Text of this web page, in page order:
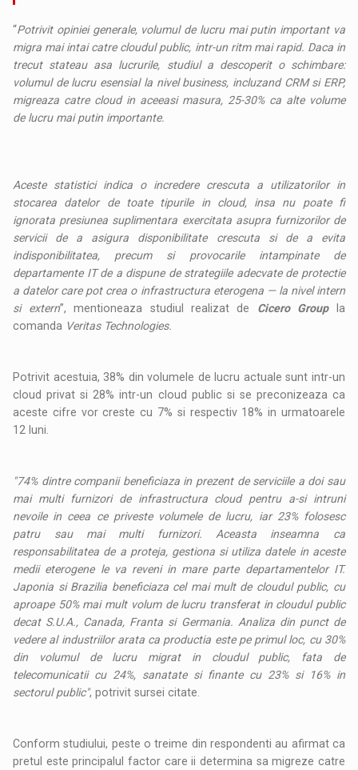
“Potrivit opiniei generale, volumul de lucru mai putin important va
migra mai intai catre cloudul public, intr-un ritm mai rapid. Daca in
trecut stateau asa lucrurile, studiul a descoperit o schimbare:
volumul de lucru esensial la nivel business, incluzand CRM si ERP,
migreaza catre cloud in aceeasi masura, 25-30% ca alte volume
de lucru mai putin importante.
Aceste statistici indica o incredere crescuta a utilizatorilor in
stocarea datelor de toate tipurile in cloud, insa nu poate fi
ignorata presiunea suplimentara exercitata asupra furnizorilor de
servicii de a asigura disponibilitate crescuta si de a evita
indisponibilitatea, precum si provocarile intampinate de
departamente IT de a dispune de strategiile adecvate de protectie
a datelor care pot crea o infrastructura eterogena — la nivel intern
si extern”, mentioneaza studiul realizat de Cicero Groupla
comanda Veritas Technologies.
Potrivit acestuia, 38% din volumele de lucru actuale sunt intr-un
cloud privat si 28% intr-un cloud public si se preconizeaza ca
aceste cifre vor creste cu 7% si respectiv 18% in urmatoarele
12 luni.
"74% dintre companii beneficiaza in prezent de serviciile a doi sau
mai multi furnizori de infrastructura cloud pentru a-si intruni
nevoile in ceea ce priveste volumele de lucru, iar 23% folosesc
patru sau mai multi furnizori. Aceasta inseamna ca
responsabilitatea de a proteja, gestiona si utiliza datele in aceste
medii eterogene le va reveni in mare parte departamentelor IT.
Japonia si Brazilia beneficiaza cel mai mult de cloudul public, cu
aproape 50% mai mult volum de lucru transferat in cloudul public
decat S.U.A., Canada, Franta si Germania. Analiza din punct de
vedere al industriilor arata ca productia este pe primul loc, cu 30%
din volumul de lucru migrat in cloudul public, fata de
telecomunicatii cu 24%, sanatate si finante cu 23% si 16% in
sectorul public", potrivit sursei citate.
Conform studiului, peste o treime din respondenti au afirmat ca
pretul este principalul factor care ii determina sa migreze catre